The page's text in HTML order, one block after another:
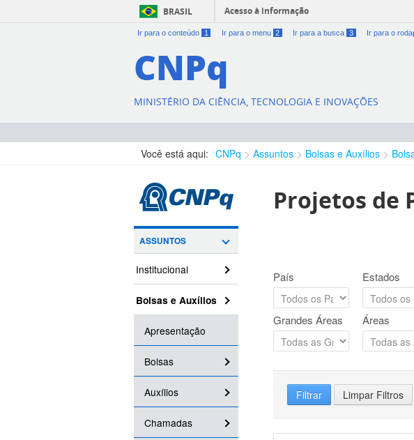
BRASIL Acesso à informação
Ir para o conteúdo 1 Ir para o menu 2 Ir para a busca 3 Ir para o
CNPq
MINISTÉRIO DA CIÊNCIA, TECNOLOGIA E INOVAÇÕES
Você está aqui: CNPq Assuntos Bolsas e Auxílios
ASSUNTOS
Institucional
Bolsas e Auxílios
Apresentação
Bolsas
Auxílios
Chamadas
Projetos de
País Estados
Grandes Áreas Áreas
Filtrar Limpar Filtros